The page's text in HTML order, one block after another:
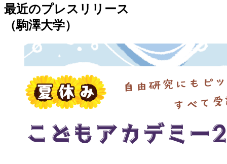
最近のプレスリリース
（駒澤大学）